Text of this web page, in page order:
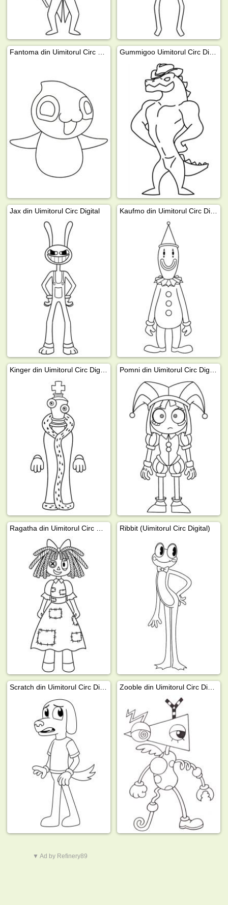
Fantoma din Uimitorul Circ Digital Gummigoo Uimitorul Circ Digital
Jax din Uimitorul Circ Digital
Ragatha din Uimitorul Circ Digital Ribbit (Uimitorul Circ Digital)
▼ Ad by Refinery89